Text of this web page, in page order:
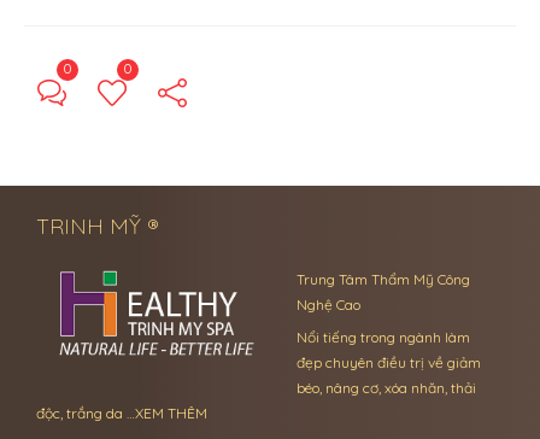
0 0
TRINH MỸ ®
Trung Tâm Thẩm Mỹ Công
Nghệ Cao
Nổi tiếng trong ngành làm
đẹp chuyên điều trị về giảm
béo, nâng cơ, xóa nhăn, thải
độc, trắng da …XEM THÊM